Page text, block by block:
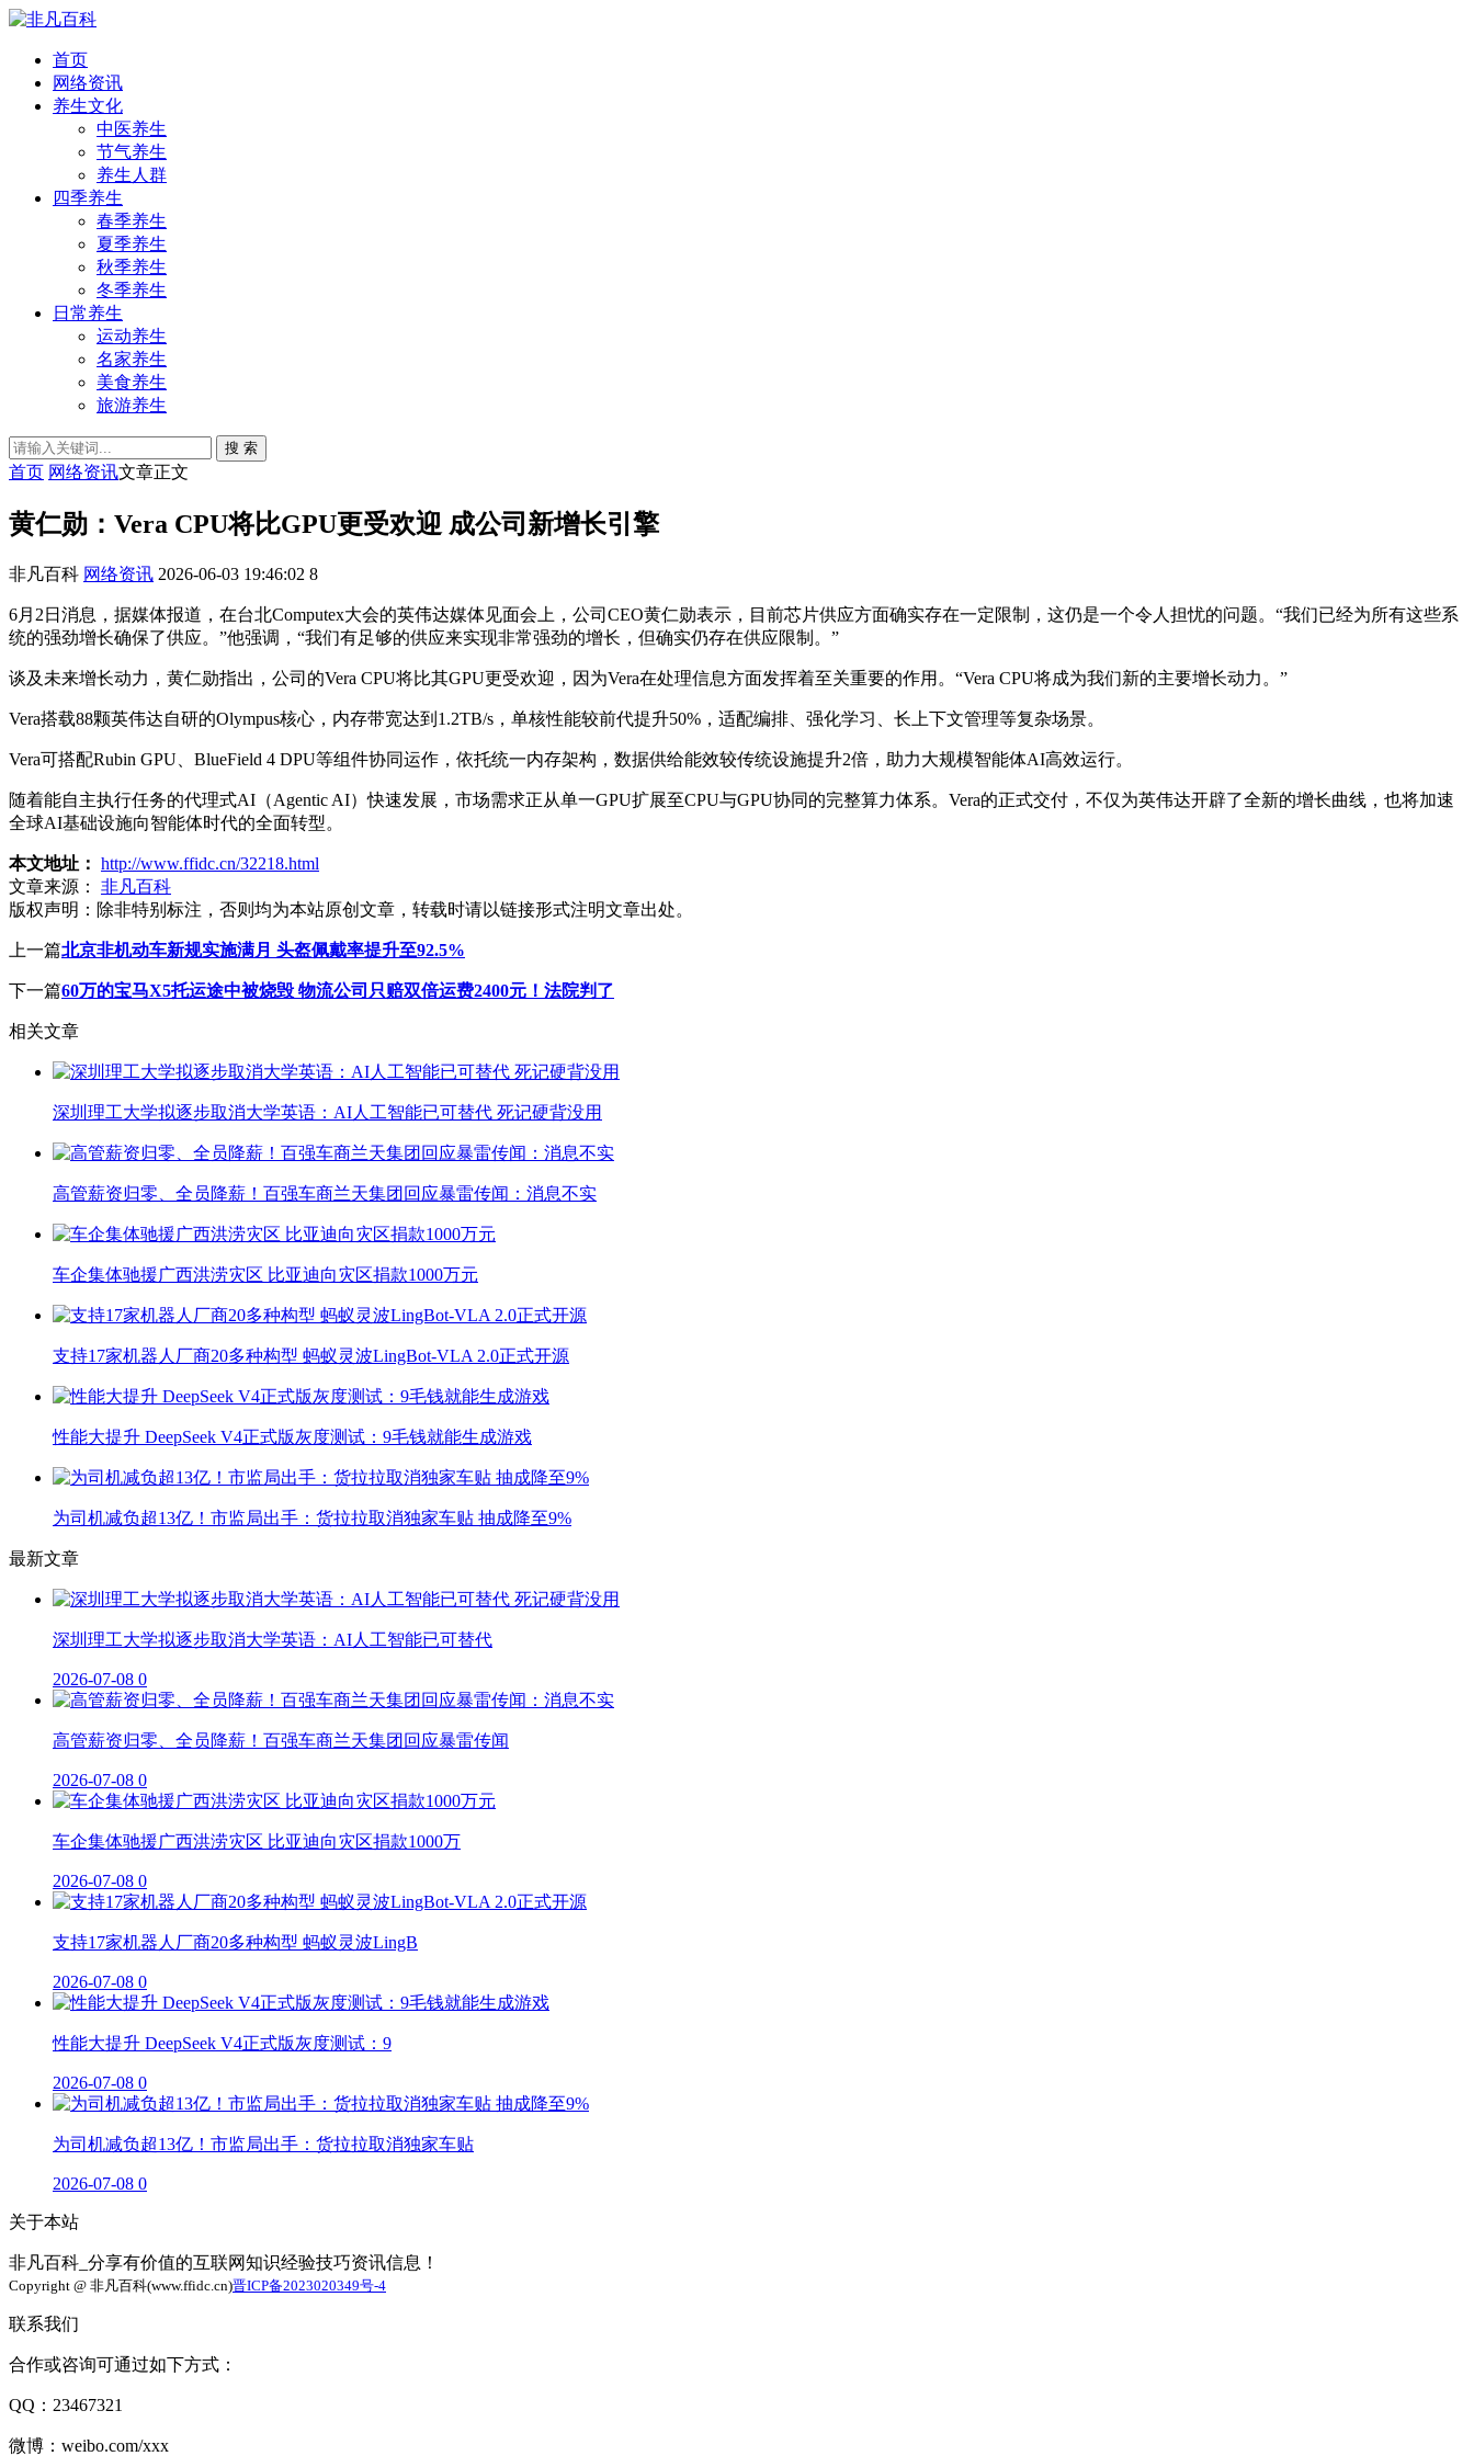
首页
网络资讯
养生文化
中医养生
节气养生
养生人群
四季养生
春季养生
夏季养生
秋季养生
冬季养生
日常养生
运动养生
名家养生
美食养生
旅游养生
搜 索
首页 网络资讯文章正文
黄仁勋：Vera CPU将比GPU更受欢迎 成公司新增长引擎
非凡百科 网络资讯 2026-06-03 19:46:02 8
6月2日消息，据媒体报道，在台北Computex大会的英伟达媒体见面会上，公司CEO黄仁勋表示，目前芯片供应方面确实存在一定限制，这仍是一个令人担忧的问题。“我们已经为所有这些系
统的强劲增长确保了供应。”他强调，“我们有足够的供应来实现非常强劲的增长，但确实仍存在供应限制。”
谈及未来增长动力，黄仁勋指出，公司的Vera CPU将比其GPU更受欢迎，因为Vera在处理信息方面发挥着至关重要的作用。“Vera CPU将成为我们新的主要增长动力。”
Vera搭载88颗英伟达自研的Olympus核心，内存带宽达到1.2TB/s，单核性能较前代提升50%，适配编排、强化学习、长上下文管理等复杂场景。
Vera可搭配Rubin GPU、BlueField 4 DPU等组件协同运作，依托统一内存架构，数据供给能效较传统设施提升2倍，助力大规模智能体AI高效运行。
随着能自主执行任务的代理式AI（Agentic AI）快速发展，市场需求正从单一GPU扩展至CPU与GPU协同的完整算力体系。Vera的正式交付，不仅为英伟达开辟了全新的增长曲线，也将加速
全球AI基础设施向智能体时代的全面转型。
本文地址： http://www.ffidc.cn/32218.html
文章来源：
非凡百科
版权声明： 除非特别标注，否则均为本站原创文章，转载时请以链接形式注明文章出处。
上一篇北京非机动车新规实施满月 头盔佩戴率提升至92.5%
下一篇60万的宝马X5托运途中被烧毁 物流公司只赔双倍运费2400元！法院判了
相关文章
深圳理工大学拟逐步取消大学英语：AI人工智能已可替代 死记硬背没用
高管薪资归零、全员降薪！百强车商兰天集团回应暴雷传闻：消息不实
车企集体驰援广西洪涝灾区 比亚迪向灾区捐款1000万元
支持17家机器人厂商20多种构型 蚂蚁灵波LingBot-VLA 2.0正式开源
性能大提升 DeepSeek V4正式版灰度测试：9毛钱就能生成游戏
为司机减负超13亿！市监局出手：货拉拉取消独家车贴 抽成降至9%
最新文章
深圳理工大学拟逐步取消大学英语：AI人工智能已可替代
2026-07-08 0
高管薪资归零、全员降薪！百强车商兰天集团回应暴雷传闻
2026-07-08 0
车企集体驰援广西洪涝灾区 比亚迪向灾区捐款1000万
2026-07-08 0
支持17家机器人厂商20多种构型 蚂蚁灵波LingB
2026-07-08 0
性能大提升 DeepSeek V4正式版灰度测试：9
2026-07-08 0
为司机减负超13亿！市监局出手：货拉拉取消独家车贴
2026-07-08 0
关于本站
非凡百科_分享有价值的互联网知识经验技巧资讯信息！
Copyright @ 非凡百科(www.ffidc.cn)晋ICP备2023020349号-4
联系我们
合作或咨询可通过如下方式：
QQ：23467321
微博：weibo.com/xxx